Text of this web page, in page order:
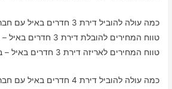
כמה עולה להוביל דירת 3 חדרים באיל עם חברת הובלה כולל אריזה?
טווח המחירים להובלת דירת 3 חדרים באיל – בין 910-1930 ש"ח
טווח המחירים לאריזה דירת 3 חדרים באיל – בין 1090-1510 ש"ח
כמה עולה להוביל דירת 4 חדרים באיל עם חברת הובלה כולל אריזה?